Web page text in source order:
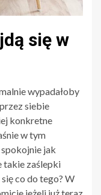
się w
wypadałoby
siebie
konkretne
w tym
spokojnie jak
takie zaślepki
co do tego? W
jeżeli już teraz